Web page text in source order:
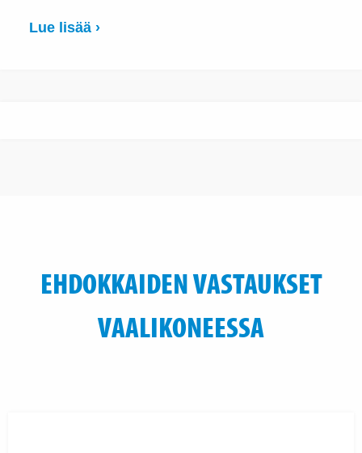
Lue lisää ›
EHDOKKAIDEN VASTAUKSET
VAALIKONEESSA